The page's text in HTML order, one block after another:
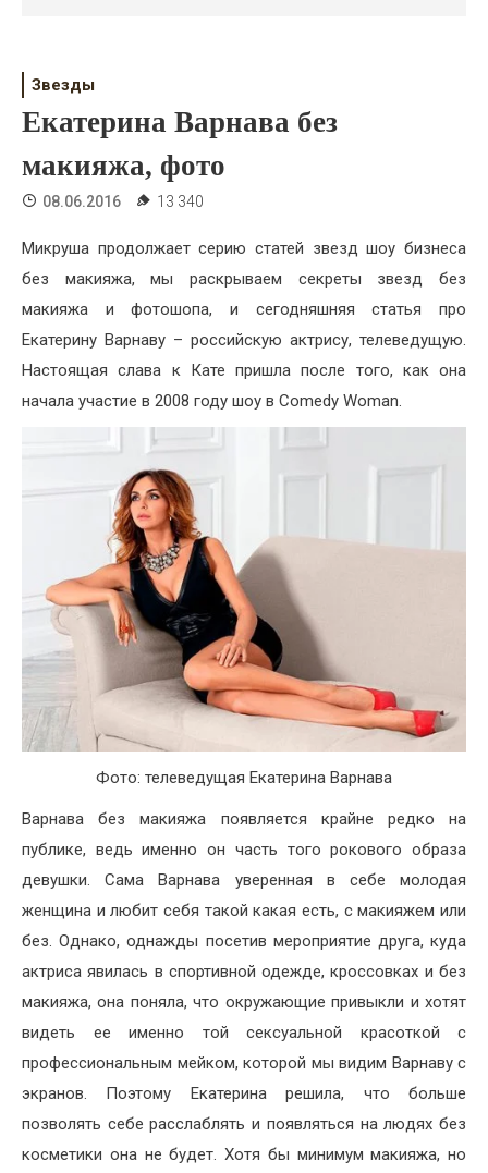
Свадьба
Жизнь
Хобби
Красота
Недвижимость
Звезды
Екатерина Варнава без
макияжа, фото
08.06.2016 13 340
Микруша продолжает серию статей звезд шоу бизнеса
без макияжа, мы раскрываем секреты звезд без
макияжа и фотошопа, и сегодняшняя статья про
Екатерину Варнаву – российскую актрису, телеведущую.
Настоящая слава к Кате пришла после того, как она
начала участие в 2008 году шоу в Comedy Woman.
Фото: телеведущая Екатерина Варнава
Варнава без макияжа появляется крайне редко на
публике, ведь именно он часть того рокового образа
девушки. Сама Варнава уверенная в себе молодая
женщина и любит себя такой какая есть, с макияжем или
без. Однако, однажды посетив мероприятие друга, куда
актриса явилась в спортивной одежде, кроссовках и без
макияжа, она поняла, что окружающие привыкли и хотят
видеть ее именно той сексуальной красоткой с
профессиональным мейком, которой мы видим Варнаву с
экранов. Поэтому Екатерина решила, что больше
позволять себе расслаблять и появляться на людях без
косметики она не будет. Хотя бы минимум макияжа, но